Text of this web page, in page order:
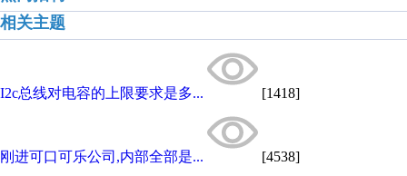
相关主题
I2c总线对电容的上限要求是多... [1418]
刚进可口可乐公司,内部全部是... [4538]